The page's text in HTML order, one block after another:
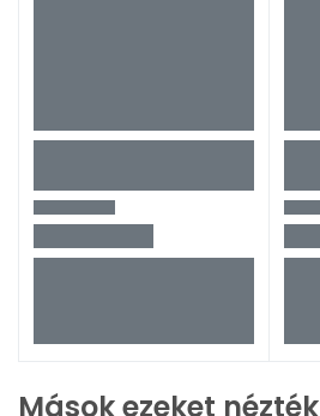
Mások ezeket nézték